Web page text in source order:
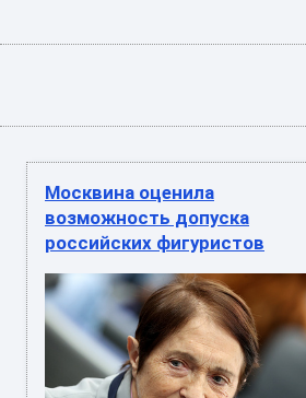
Москвина оценила
возможность допуска
российских фигуристов